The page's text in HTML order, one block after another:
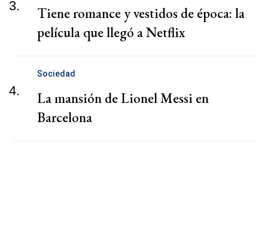
3.
Tiene romance y vestidos de época: la
película que llegó a Netflix
4.
Sociedad
La mansión de Lionel Messi en
Barcelona